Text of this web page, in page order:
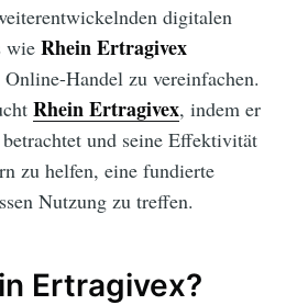
digitalen
wie Rhein Ertragivex
Handel zu vereinfachen.
Rhein Ertragivex, indem er
und seine Effektivität
zu helfen, eine fundierte
Nutzung zu treffen.
Ertragivex?